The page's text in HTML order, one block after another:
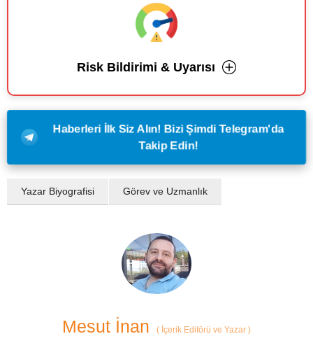
Risk Bildirimi & Uyarısı
Haberleri İlk Siz Alın! Bizi Şimdi Telegram'da
Takip Edin!
Yazar Biyografisi Görev ve Uzmanlık
Mesut İnan ( İçerik Editörü ve Yazar )